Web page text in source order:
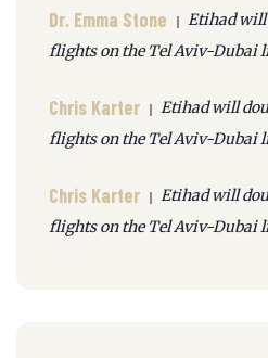
Dr. Emma Stone
Etihad will
flights on the Tel Aviv-Dubai
Chris Karter
Etihad will
flights on the Tel Aviv-Dubai
Chris Karter
Etihad will
flights on the Tel Aviv-Dubai